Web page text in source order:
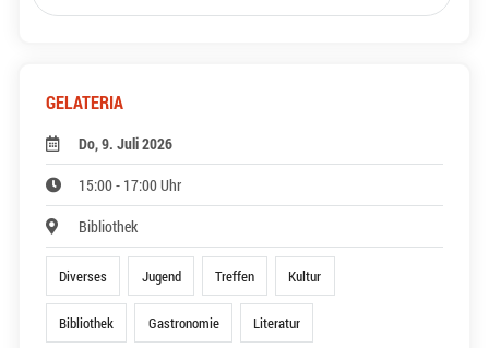
GELATERIA
Do, 9. Juli 2026
15:00 - 17:00 Uhr
Bibliothek
Diverses Jugend Treffen Kultur
Bibliothek Gastronomie Literatur